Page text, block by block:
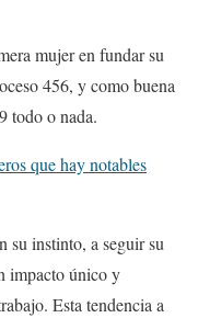
mujer en fundar su
456, y como buena
todo o nada.
que hay notables
su instinto, a seguir su
impacto único y
Esta tendencia a